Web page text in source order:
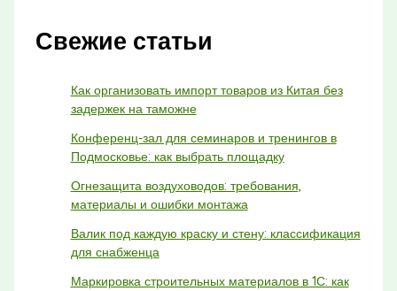
Свежие статьи
Как организовать импорт товаров из Китая без
задержек на таможне
Конференц-зал для семинаров и тренингов в
Подмосковье: как выбрать площадку
Огнезащита воздуховодов: требования,
материалы и ошибки монтажа
Валик под каждую краску и стену: классификация
для снабженца
Маркировка строительных материалов в 1С: как